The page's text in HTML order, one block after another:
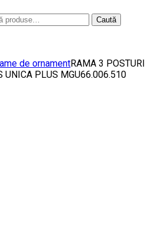
Caută
de ornamentRAMA 3 POSTURI
UNICA PLUS MGU66.006.510